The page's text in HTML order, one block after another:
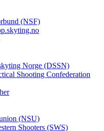
(NSF)
Norge (DSSN)
Shooting Confederation
(NSU)
Shooters (SWS)